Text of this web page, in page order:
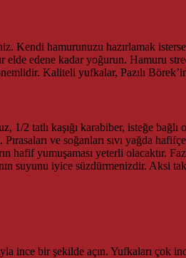
hamurunuzu hazırlamak
edene kadar yoğurun. Hamuru
Kaliteli yufkalar, Pazılı Börek’in
1/2 tatlı kaşığı karabiber, isteğe
ve soğanları sıvı yağda
yumuşaması yeterli olacaktır.
suyunu iyice süzdürmenizdir. Aksi
bir şekilde açın. Yufkaları çok